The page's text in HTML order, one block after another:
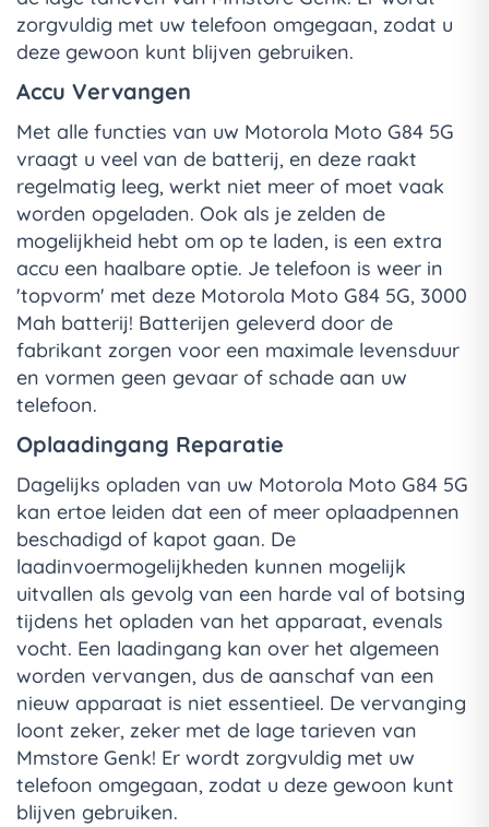
zorgvuldig met uw telefoon omgegaan, zodat u
deze gewoon kunt blijven gebruiken.
Accu Vervangen
Met alle functies van uw Motorola Moto G84 5G
vraagt u veel van de batterij, en deze raakt
regelmatig leeg, werkt niet meer of moet vaak
worden opgeladen. Ook als je zelden de
mogelijkheid hebt om op te laden, is een extra
accu een haalbare optie. Je telefoon is weer in
'topvorm' met deze Motorola Moto G84 5G, 3000
Mah batterij! Batterijen geleverd door de
fabrikant zorgen voor een maximale levensduur
en vormen geen gevaar of schade aan uw
telefoon.
Oplaadingang Reparatie
Dagelijks opladen van uw Motorola Moto G84 5G
kan ertoe leiden dat een of meer oplaadpennen
beschadigd of kapot gaan. De
laadinvoermogelijkheden kunnen mogelijk
uitvallen als gevolg van een harde val of botsing
tijdens het opladen van het apparaat, evenals
vocht. Een laadingang kan over het algemeen
worden vervangen, dus de aanschaf van een
nieuw apparaat is niet essentieel. De vervanging
loont zeker, zeker met de lage tarieven van
Mmstore Genk! Er wordt zorgvuldig met uw
telefoon omgegaan, zodat u deze gewoon kunt
blijven gebruiken.